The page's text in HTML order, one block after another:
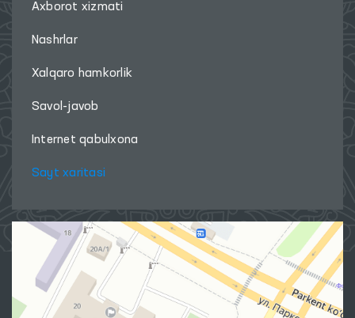
Axborot xizmati
Nashrlar
Xalqaro hamkorlik
Savol-javob
Internet qabulxona
Sayt xaritasi